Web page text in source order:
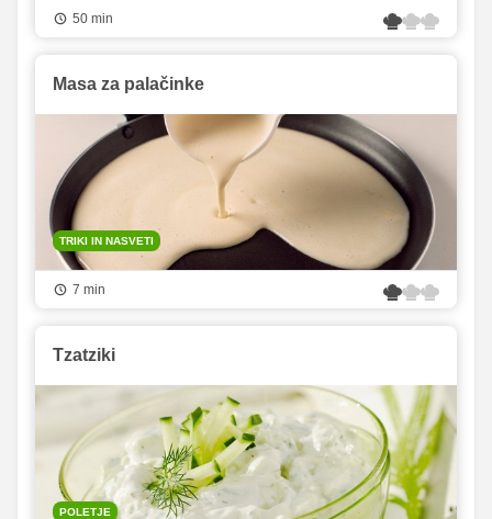
50 min
Masa za palačinke
TRIKI IN NASVETI
7 min
Tzatziki
POLETJE